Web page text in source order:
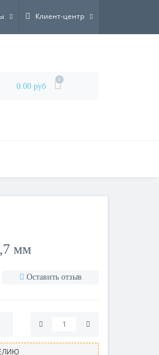
Клиент-центр
0.00 руб
0
мм
Оставить отзыв